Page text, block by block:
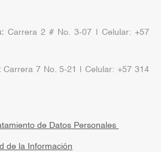
Carrera 2 # No. 3-07 | Celular: +57
Carrera 7 No. 5-21 | Celular: +57 314
de Datos Personales
de la Información